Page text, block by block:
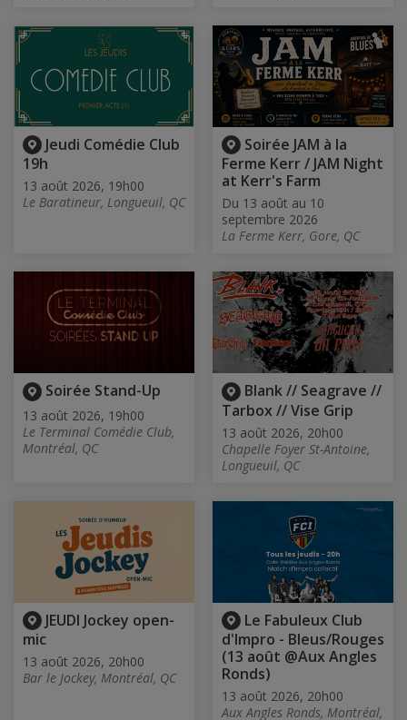
Jeudi Comédie Club
19h
13 août 2026, 19h00
Le Baratineur, Longueuil, QC
Soirée JAM à la
Ferme Kerr / JAM Night
at Kerr's Farm
Du 13 août au 10
septembre 2026
La Ferme Kerr, Gore, QC
Soirée Stand-Up
13 août 2026, 19h00
Le Terminal Comédie Club,
Montréal, QC
Blank // Seagrave //
Tarbox // Vise Grip
13 août 2026, 20h00
Chapelle Foyer St-Antoine,
Longueuil, QC
JEUDI Jockey open-
mic
13 août 2026, 20h00
Bar le Jockey, Montréal, QC
Le Fabuleux Club
d'Impro - Bleus/Rouges
(13 août @Aux Angles
Ronds)
13 août 2026, 20h00
Aux Angles Ronds, Montréal,